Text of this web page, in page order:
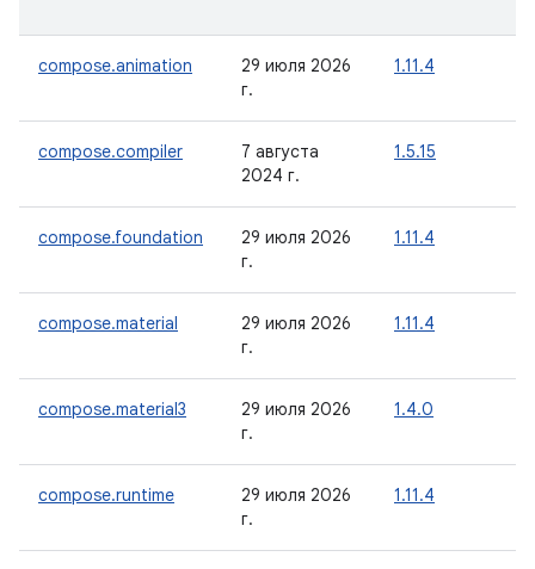
compose.animation
29 июля 2026
г.
1.11.4
compose.compiler
7 августа
2024 г.
1.5.15
compose.foundation
29 июля 2026
г.
1.11.4
compose.material
29 июля 2026
г.
1.11.4
compose.material3
29 июля 2026
г.
1.4.0
compose.runtime
29 июля 2026
г.
1.11.4